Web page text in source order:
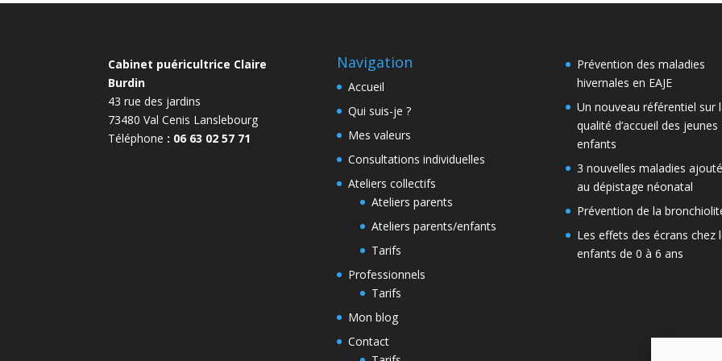
Cabinet puéricultrice Claire
Burdin
43 rue des jardins
73480 Val Cenis Lanslebourg
Téléphone : 06 63 02 57 71
Navigation
Accueil
Qui suis-je ?
Mes valeurs
Consultations individuelles
Ateliers collectifs
Ateliers parents
Ateliers parents/enfants
Tarifs
Professionnels
Tarifs
Mon blog
Contact
Prévention des maladies
hivernales en EAJE
Un nouveau référentiel sur
qualité d’accueil des jeunes
enfants
3 nouvelles maladies
au dépistage néonatal
Prévention de la
Les effets des écrans chez
enfants de 0 à 6 ans